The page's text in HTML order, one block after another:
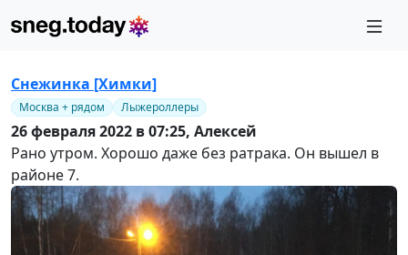
Снежинка [Химки]
Москва + рядом Лыжероллеры
26 февраля 2022 в 07:25, Алексей
Рано утром. Хорошо даже без ратрака. Он вышел в
районе 7.